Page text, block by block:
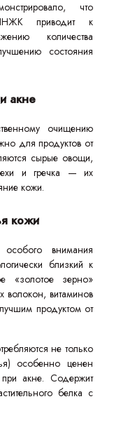
что
приводит к
количества
состояния
акне
очищению
для продуктов от
сырые овощи,
и гречка — их
кожи.
кожи
особого внимания
близкий к
«золотое зерно»
волокон, витаминов
продуктом от
не только
особенно ценен
акне. Содержит
белка с